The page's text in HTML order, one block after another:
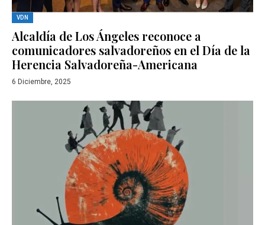
VDN
Alcaldía de Los Ángeles reconoce a
comunicadores salvadoreños en el Día de la
Herencia Salvadoreña-Americana
6 Diciembre, 2025